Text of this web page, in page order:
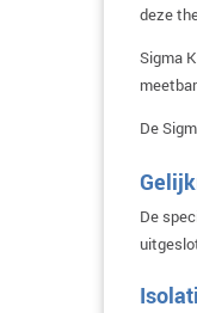
deze
Sigma
De
De